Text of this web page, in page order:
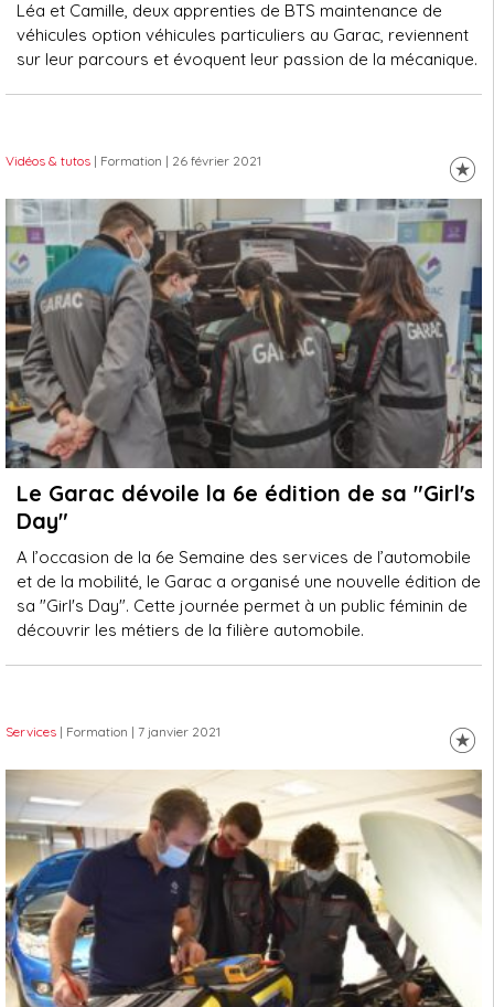
Léa et Camille, deux apprenties de BTS maintenance de
véhicules option véhicules particuliers au Garac, reviennent
sur leur parcours et évoquent leur passion de la mécanique.
Vidéos & tutos | Formation | 26 février 2021
Le Garac dévoile la 6e édition de sa "Girl's
Day"
A l’occasion de la 6e Semaine des services de l’automobile
et de la mobilité, le Garac a organisé une nouvelle édition de
sa "Girl's Day". Cette journée permet à un public féminin de
découvrir les métiers de la filière automobile.
Services | Formation | 7 janvier 2021